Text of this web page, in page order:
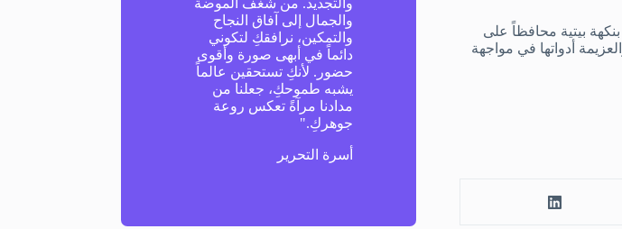
بيتية محافظاً على
أدواتها في مواجهة
والتجديد. من شغف الموضة
والجمال إلى آفاق النجاح
والتمكين، نرافقكِ لتكوني
دائماً في أبهى صورة وأقوى
حضور. لأنكِ تستحقين عالماً
يشبه طموحكِ، جعلنا من
مدادنا مرآةً تعكس روعة
جوهركِ."
أسرة التحرير